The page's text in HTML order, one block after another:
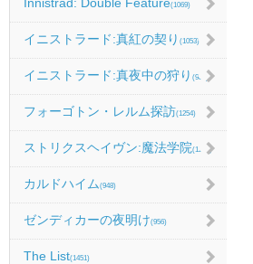
(1069)
イニストラード:真紅の契り (1053)
イニストラード:真夜中の狩り (986)
フォーゴトン・レルム探訪(1254)
ストリクスヘイヴン:魔法学院(1214)
カルドハイム (948)
ゼンディカーの夜明け(956)
The List(1451)